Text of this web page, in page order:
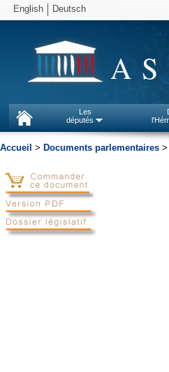
English Deutsch
Les
députés
Accueil > Documents parlementaires >